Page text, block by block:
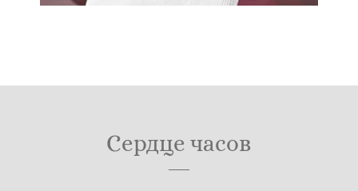
Сердце часов